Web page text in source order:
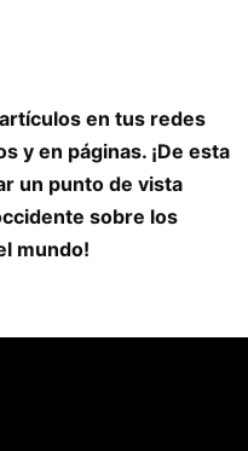
en tus redes
y en páginas. ¡De esta
un punto de vista
sobre los
mundo!